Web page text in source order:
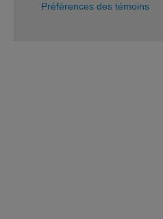
Préférences des témoins